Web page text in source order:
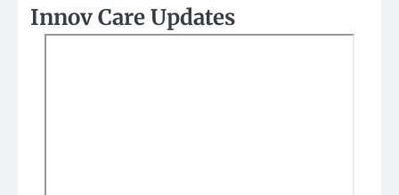
Innov Care Updates